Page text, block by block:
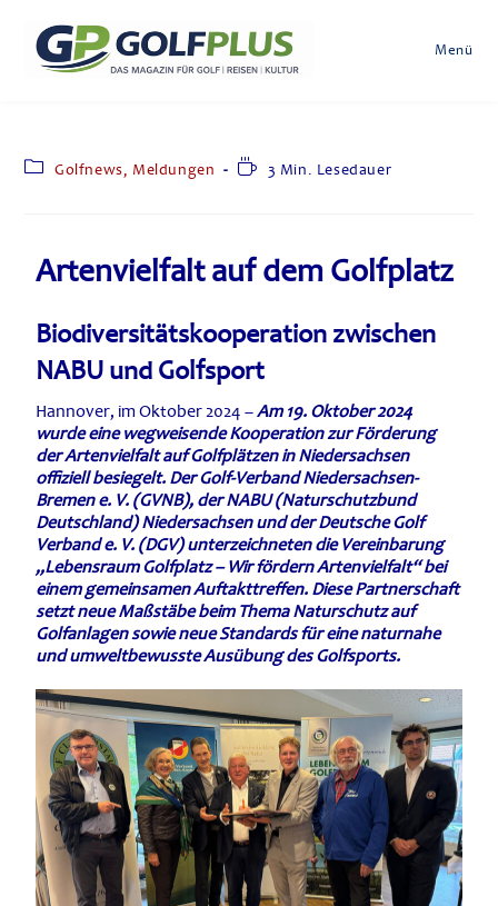
Menü
Golfnews, Meldungen 3 Min. Lesedauer
Artenvielfalt auf dem Golfplatz
Biodiversitätskooperation zwischen
NABU und Golfsport
Hannover, im Oktober 2024 –Am 19. Oktober 2024
wurde eine wegweisende Kooperation zur Förderung
der Artenvielfalt auf Golfplätzen in Niedersachsen
offiziell besiegelt. Der Golf-Verband Niedersachsen-
Bremen e. V. (GVNB), der NABU (Naturschutzbund
Deutschland) Niedersachsen und der Deutsche Golf
Verband e. V. (DGV) unterzeichneten die Vereinbarung
„Lebensraum Golfplatz – Wir fördern Artenvielfalt“ bei
einem gemeinsamen Auftakttreffen. Diese Partnerschaft
setzt neue Maßstäbe beim Thema Naturschutz auf
Golfanlagen sowie neue Standards für eine naturnahe
und umweltbewusste Ausübung des Golfsports.